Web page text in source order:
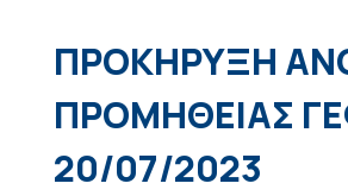
ΠΡΟΚΗΡΥΞΗ
ΠΡΟΜΗΘΕΙΑΣ
20/07/2023